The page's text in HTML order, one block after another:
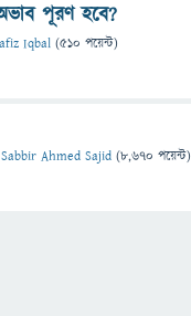
পূরণ হবে?
Iqbal (510 পয়েন্ট)
Sabbir Ahmed Sajid (8,670 পয়েন্ট)